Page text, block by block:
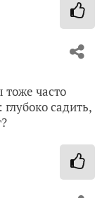
тоже часто
садить,